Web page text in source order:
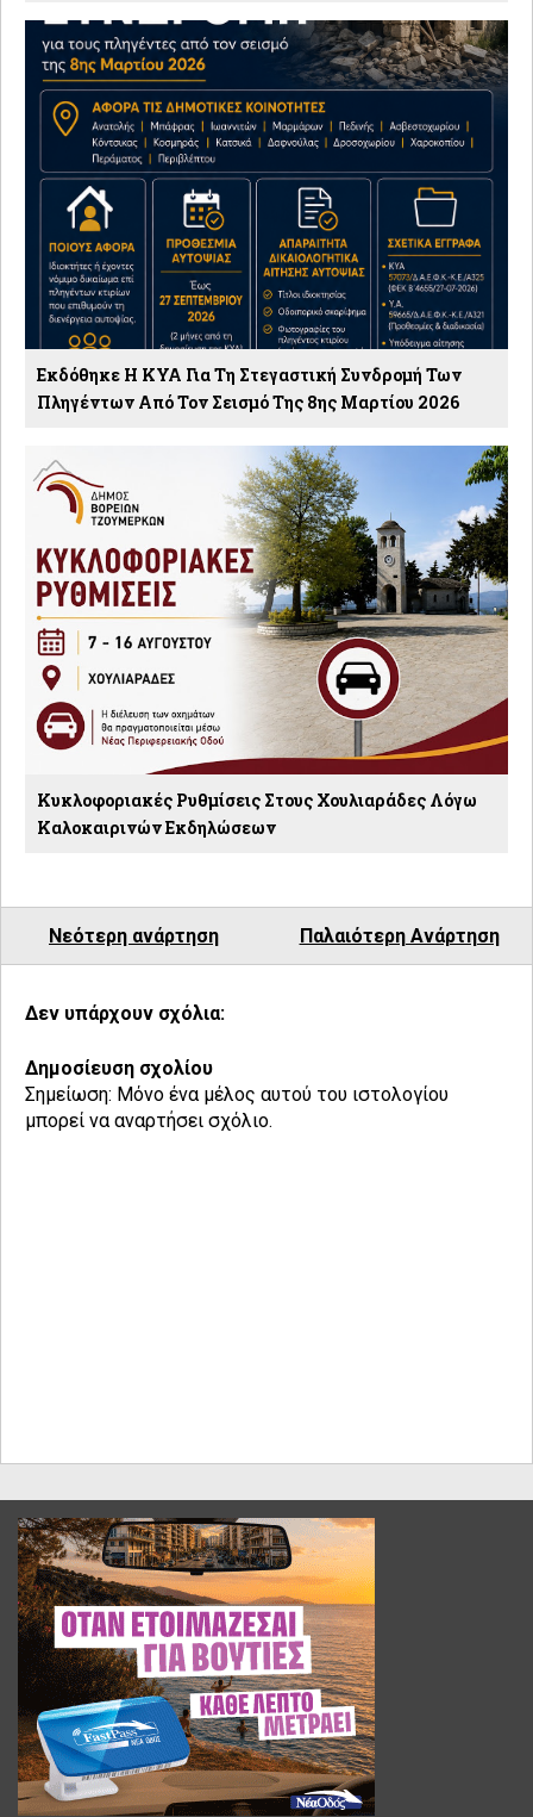
Εκδόθηκε Η ΚΥΑ Για Τη Στεγαστική Συνδρομή Των
Πληγέντων Από Τον Σεισμό Της 8ης Μαρτίου 2026
Κυκλοφοριακές Ρυθμίσεις Στους Χουλιαράδες Λόγω
Καλοκαιρινών Εκδηλώσεων
Νεότερη ανάρτηση Παλαιότερη Ανάρτηση
Δεν υπάρχουν σχόλια:
Δημοσίευση σχολίου
Σημείωση: Μόνο ένα μέλος αυτού του ιστολογίου
μπορεί να αναρτήσει σχόλιο.